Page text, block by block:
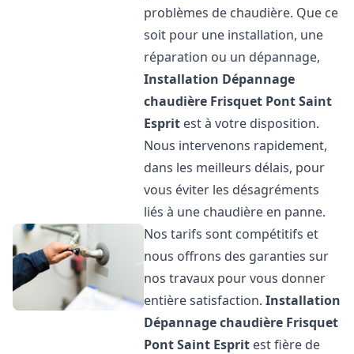
problèmes de chaudière. Que ce
soit pour une installation, une
réparation ou un dépannage,
Installation Dépannage
chaudière Frisquet Pont Saint
Esprit est à votre disposition.
Nous intervenons rapidement,
dans les meilleurs délais, pour
vous éviter les désagréments
liés à une chaudière en panne.
Nos tarifs sont compétitifs et
nous offrons des garanties sur
nos travaux pour vous donner
entière satisfaction.Installation
Dépannage chaudière Frisquet
Pont Saint Esprit est fière de